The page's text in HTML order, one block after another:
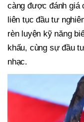
càng được đánh giá
liên tục đầu tư
rèn luyện kỹ năng
khấu, cùng sự đầu
nhạc.